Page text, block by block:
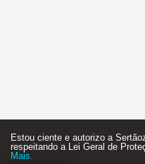
Estou ciente e autorizo a
respeitando a Lei Geral de
Mais.